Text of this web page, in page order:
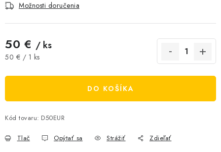
LITERATÚRA - KNIHY
AKCIE A ZĽAVY
Možnosti doručenia
50 € / ks
Jednotková cena:
50 € / 1 ks
DO KOŠÍKA
Kód tovaru: D50EUR
Tlač Opýtať sa Strážiť Zdieľať